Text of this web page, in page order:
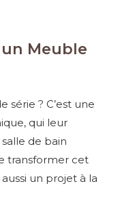
Meuble
série ? C’est une
qui leur
de bain
transformer cet
un projet à la